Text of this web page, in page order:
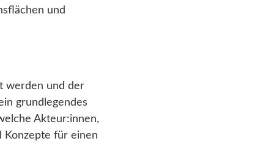
und
werden und der
grundlegendes
Akteur:innen,
Konzepte für einen